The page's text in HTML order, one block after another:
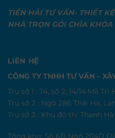
TIỀN HẢI TƯ VẤN- THIẾT
NHÀ TRỌN GÓI CHÌA KHÓA
LIÊN HỆ
CÔNG TY TNHH TƯ VẤN –
Trụ sở 1 : T4, số 2, 14/14 Mễ
Trụ sở 2 : Ngõ 286 Thái Hà,
Trụ sở 3 : Khu đô thị Thanh Hà
Tổng kho: Số 6B Ngõ 204D